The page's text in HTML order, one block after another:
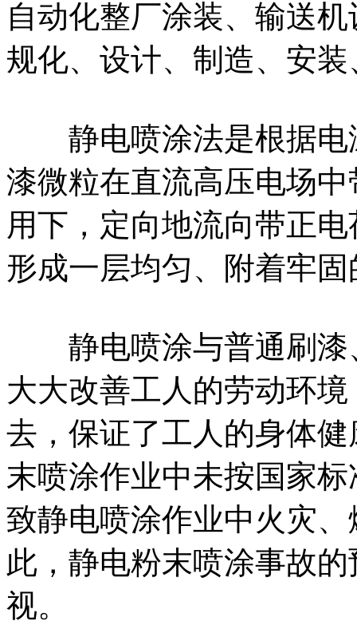
自动化整厂涂装、输送
规化、设计、制造、安
静电喷涂法是根据电
漆微粒在直流高压电场
用下，定向地流向带正
形成一层均匀、附着牢
静电喷涂与普通刷漆
大大改善工人的劳动环
去，保证了工人的身体
末喷涂作业中未按国家
致静电喷涂作业中火灾
此，静电粉末喷涂事故
视。